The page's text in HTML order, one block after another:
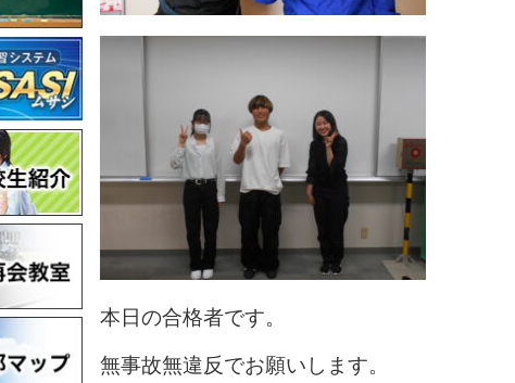
本日の合格者です。
無事故無違反でお願いします。